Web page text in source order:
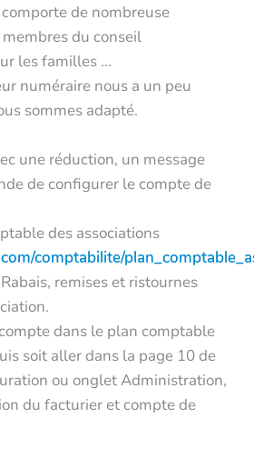
de nombreuse
du conseil
les familles ...
numéraire nous a un peu
sommes adapté.
une réduction, un message
de configurer le compte de
des associations
comptabilite/
remises et ristournes
dans le plan comptable
soit aller dans la page 10 de
ou onglet Administration,
du facturier et compte de